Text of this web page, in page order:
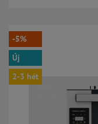
-5%
Új
2-3 hét